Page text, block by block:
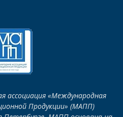
ассоциация «Международная
Продукции» (МАПП)